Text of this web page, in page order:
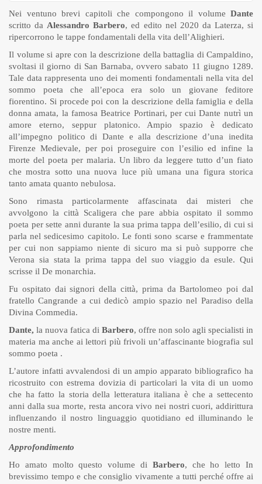
Nei ventuno brevi capitoli che compongono il volume Dante
scritto daAlessandro Barbero, ed edito nel 2020 da Laterza, si
ripercorrono le tappe fondamentali della vita dell’Alighieri.
Il volume si apre con la descrizione della battaglia di Campaldino,
svoltasi il giorno di San Barnaba, ovvero sabato 11 giugno 1289.
Tale data rappresenta uno dei momenti fondamentali nella vita del
sommo poeta che all’epoca era solo un giovane feditore
fiorentino. Si procede poi con la descrizione della famiglia e della
donna amata, la famosa Beatrice Portinari, per cui Dante nutrì un
amore eterno, seppur platonico. Ampio spazio è dedicato
all’impegno politico di Dante e alla descrizione d’una inedita
Firenze Medievale, per poi proseguire con l’esilio ed infine la
morte del poeta per malaria. Un libro da leggere tutto d’un fiato
che mostra sotto una nuova luce più umana una figura storica
tanto amata quanto nebulosa.
Sono rimasta particolarmente affascinata dai misteri che
avvolgono la città Scaligera che pare abbia ospitato il sommo
poeta per sette anni durante la sua prima tappa dell’esilio, di cui si
parla nel sedicesimo capitolo. Le fonti sono scarse e frammentate
per cui non sappiamo niente di sicuro ma si può supporre che
Verona sia stata la prima tappa del suo viaggio da esule. Qui
scrisse il De monarchia.
Fu ospitato dai signori della città, prima da Bartolomeo poi dal
fratello Cangrande a cui dedicò ampio spazio nel Paradiso della
Divina Commedia.
Dante, la nuova fatica di Barbero, offre non solo agli specialisti in
materia ma anche ai lettori più frivoli un’affascinante biografia sul
sommo poeta .
L’autore infatti avvalendosi di un ampio apparato bibliografico ha
ricostruito con estrema dovizia di particolari la vita di un uomo
che ha fatto la storia della letteratura italiana è che a settecento
anni dalla sua morte, resta ancora vivo nei nostri cuori, addirittura
influenzando il nostro linguaggio quotidiano ed illuminando le
nostre menti.
Approfondimento
Ho amato molto questo volume di Barbero, che ho letto In
brevissimo tempo e che consiglio vivamente a tutti perché offre ai